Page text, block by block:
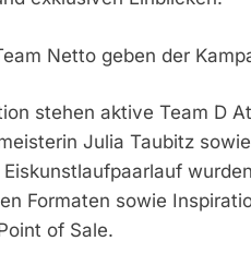
Netto geben der
stehen aktive Team D
Julia Taubitz
Formaten sowie
of Sale.